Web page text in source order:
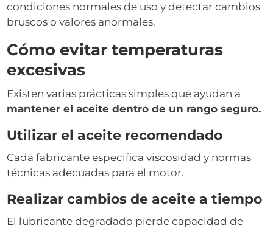
condiciones normales de uso y detectar cambios
bruscos o valores anormales.
Cómo evitar temperaturas
excesivas
Existen varias prácticas simples que ayudan a
mantener el aceite dentro de un rango seguro.
Utilizar el aceite recomendado
Cada fabricante especifica viscosidad y normas
técnicas adecuadas para el motor.
Realizar cambios de aceite a tiempo
El lubricante degradado pierde capacidad de